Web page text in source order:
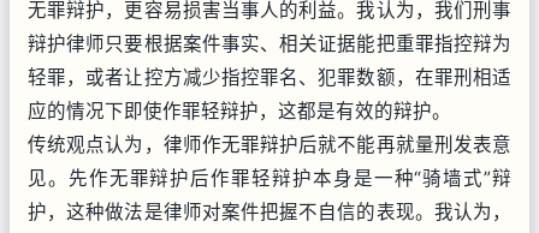
无罪辩护，更容易损害当事人的利益。我认为，我们刑事
辩护律师只要根据案件事实、相关证据能把重罪指控辩为
轻罪，或者让控方减少指控罪名、犯罪数额，在罪刑相适
应的情况下即使作罪轻辩护，这都是有效的辩护。
传统观点认为，律师作无罪辩护后就不能再就量刑发表意
见。先作无罪辩护后作罪轻辩护本身是一种“骑墙式”辩
护，这种做法是律师对案件把握不自信的表现。我认为，